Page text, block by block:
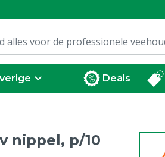
Deals
nippel, p/10